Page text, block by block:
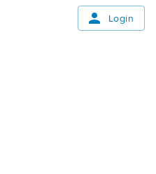
Login